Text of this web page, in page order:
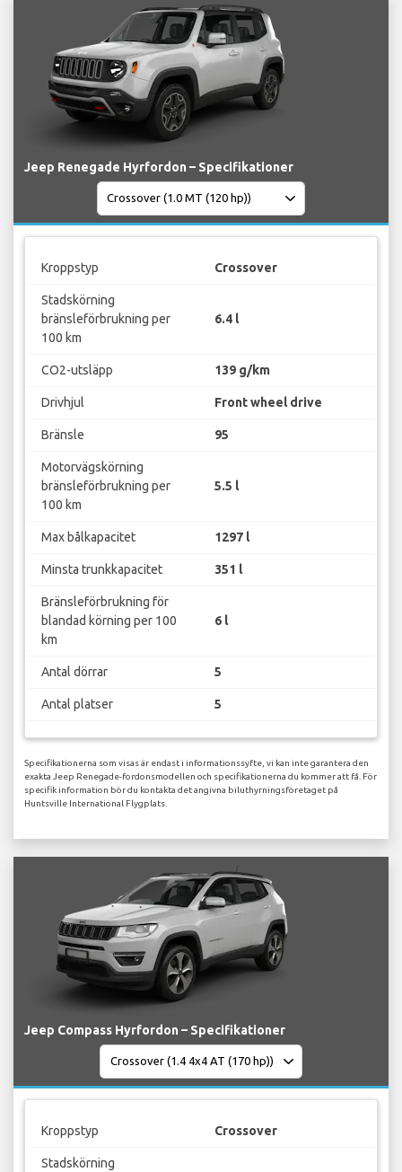
Jeep Renegade Hyrfordon – Specifikationer
Kroppstyp Crossover
Stadskörning
bränsleförbrukning per
100 km
6.4 l
CO2-utsläpp 139 g/km
Drivhjul Front wheel drive
Bränsle 95
Motorvägskörning
bränsleförbrukning per
100 km
5.5 l
Max bålkapacitet 1297 l
Minsta trunkkapacitet 351 l
Bränsleförbrukning för
blandad körning per 100
km
6 l
Antal dörrar 5
Antal platser 5
Specifikationerna som visas är endast i informationssyfte, vi kan inte garantera den
exakta Jeep Renegade-fordonsmodellen och specifikationerna du kommer att få. För
specifik information bör du kontakta det angivna biluthyrningsföretaget på
Huntsville International Flygplats.
Jeep Compass Hyrfordon – Specifikationer
Kroppstyp Crossover
Stadskörning